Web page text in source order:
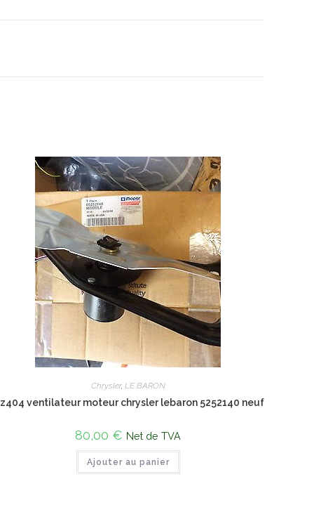
Chrysler, LE BARON
ventilateur moteur chrysler lebaron 5252140 neuf
80,00 € Net de TVA
Ajouter au panier